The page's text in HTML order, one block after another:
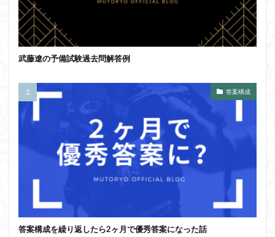
武藤遼の予備試験過去問解答例
答案構成
答案構成を繰り返したら2ヶ月で優秀答案になった話